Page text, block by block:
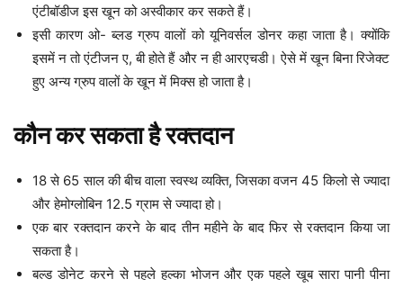
एंटीबॉडीज इस खून को अस्वीकार कर सकते हैं।
इसी कारण ओ- ब्लड ग्रुप वालों को यूनिवर्सल डोनर कहा जाता है। क्योंकि
इसमें न तो एंटीजन ए, बी होते हैं और न ही आरएचडी। ऐसे में खून बिना रिजेक्ट
हुए अन्य ग्रुप वालों के खून में मिक्स हो जाता है।
कौन कर सकता है रक्तदान
18 से 65 साल की बीच वाला स्वस्थ व्यक्ति, जिसका वजन 45 किलो से ज्यादा
और हेमोग्लोबिन 12.5 ग्राम से ज्यादा हो।
एक बार रक्तदान करने के बाद तीन महीने के बाद फिर से रक्तदान किया जा
सकता है।
बल्ड डोनेट करने से पहले हल्का भोजन और एक पहले खूब सारा पानी पीना